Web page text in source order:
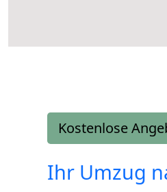
Kostenlose
Ihr Umzug